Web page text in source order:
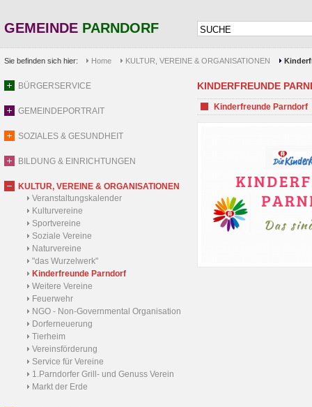
GEMEINDE PARNDORF
Sie befinden sich hier: Home KULTUR, VEREINE & ORGANISATIONEN
BÜRGERSERVICE
GEMEINDEPORTRAIT
SOZIALES & GESUNDHEIT
BILDUNG & EINRICHTUNGEN
KULTUR, VEREINE & ORGANISATIONEN
Veranstaltungskalender
Kulturvereine
Sportvereine
Soziale Vereine
Naturvereine
"das Wurzelwerk"
Kinderfreunde Parndorf
Weitere Vereine
Feuerwehr
NGO - Non-Governmental Organisation
Dorferneuerung
Tierheim
Vereinsförderung
Service für Vereine
1.Parndorfer Grill- und Genuss Verein
Markt der Erde
KINDERFREUNDE
Kinderfreunde Parndorf